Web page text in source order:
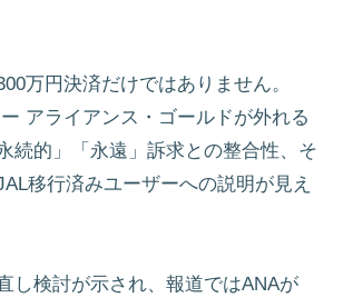
万円決済だけではありません。
アライアンス・ゴールドが外れる
続的」「永遠」訴求との整合性、そ
移行済みユーザーへの説明が見え
し検討が示され、報道ではANAが